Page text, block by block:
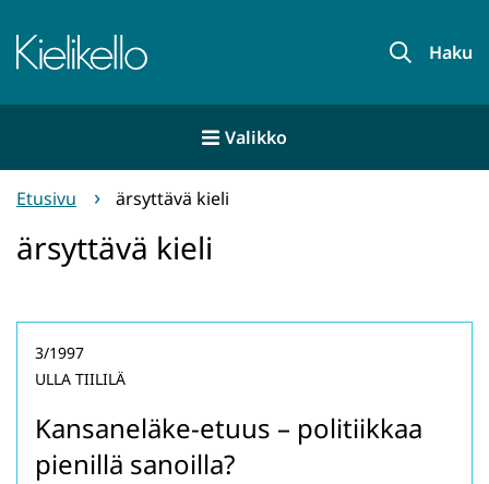
sisältöön
Etusivu Haku
Valikko
Etusivu ärsyttävä kieli
ärsyttävä kieli
Kansaneläke-etuus – politiikkaa
pienillä sanoilla?
3/1997
ULLA TIILILÄ